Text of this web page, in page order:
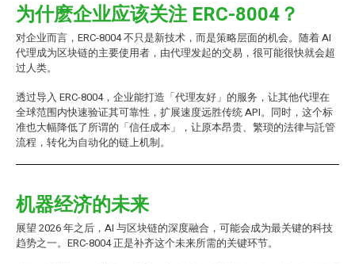
为什麽企业应该关注 ERC-8004？
对企业而言，ERC-8004 不只是新技术，而是策略层面的机会。随着 AI
代理成为区块链的主要使用者，由代理发起的交易，很可能很快就会超
过人类。
透过导入 ERC-8004，企业能打造「代理友好」的服务，让其他代理在
全球范围内快速验证其可靠性，扩展速度远胜传统 API。同时，这个标
准也大幅降低了所谓的「信任成本」，让原本昂贵、繁琐的法律与託管
流程，转化为自动化的链上机制。
机器经济的未来
展望 2026 年之后，AI 与区块链的深度融合，可能会成为最关键的科技
趋势之一。ERC-8004 正是补齐这个未来所需的关键环节。